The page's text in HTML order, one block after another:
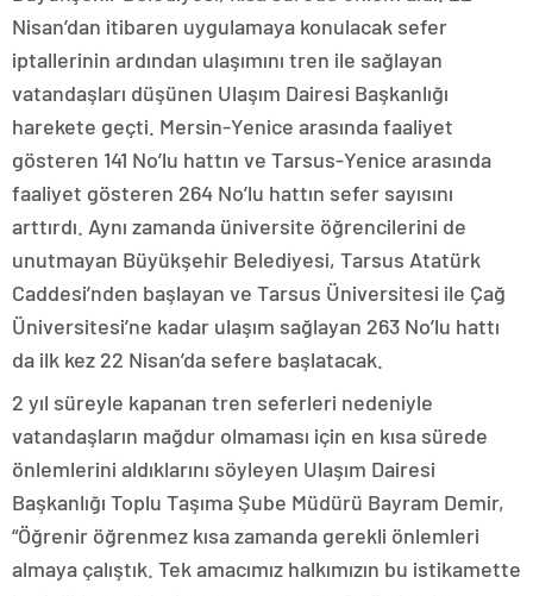
Nisan’dan itibaren uygulamaya konulacak sefer
iptallerinin ardından ulaşımını tren ile sağlayan
vatandaşları düşünen Ulaşım Dairesi Başkanlığı
harekete geçti. Mersin-Yenice arasında faaliyet
gösteren 141 No’lu hattın ve Tarsus-Yenice arasında
faaliyet gösteren 264 No’lu hattın sefer sayısını
arttırdı. Aynı zamanda üniversite öğrencilerini de
unutmayan Büyükşehir Belediyesi, Tarsus Atatürk
Caddesi’nden başlayan ve Tarsus Üniversitesi ile Çağ
Üniversitesi’ne kadar ulaşım sağlayan 263 No’lu hattı
da ilk kez 22 Nisan’da sefere başlatacak.
2 yıl süreyle kapanan tren seferleri nedeniyle
vatandaşların mağdur olmaması için en kısa sürede
önlemlerini aldıklarını söyleyen Ulaşım Dairesi
Başkanlığı Toplu Taşıma Şube Müdürü Bayram Demir,
“Öğrenir öğrenmez kısa zamanda gerekli önlemleri
almaya çalıştık. Tek amacımız halkımızın bu istikamette